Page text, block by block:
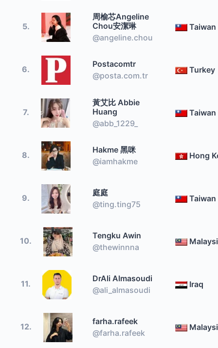
5.
周榆芯Angeline
Chou安潔琳
@angeline.chou
Taiwan
6.
Postacomtr
@posta.com.tr
Turkey
7.
黃艾比 Abbie
Huang
@abb_1229_
Taiwan
8.
Hakme 黑咪
@iamhakme
Hong
9.
庭庭
@ting.ting75
Taiwan
10.
Tengku Awin
@thewinnna
11.
DrAli Almasoudi
@ali_almasoudi
Iraq
12.
farha.rafeek
@farha.rafeek